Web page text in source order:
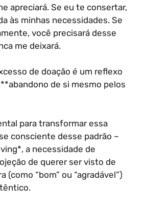
apreciará. Se eu te consertar,
às minhas necessidades. Se
você precisará desse
me deixará.
de doação é um reflexo
de si mesmo pelos
para transformar essa
consciente desse padrão –
a necessidade de
de querer ser visto de
(como “bom” ou “agradável”)